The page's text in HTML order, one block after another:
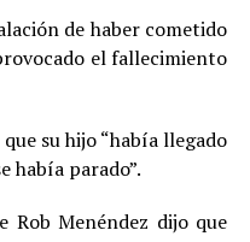
de haber cometido
el fallecimiento
su hijo “había llegado
había parado”.
Rob Menéndez dijo que